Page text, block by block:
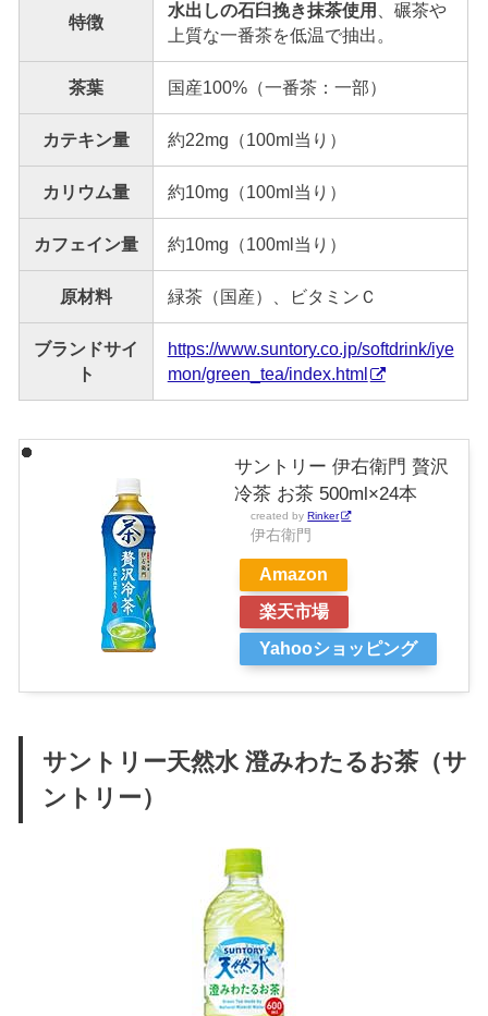
特徴
水出しの石臼挽き抹茶使用
、碾茶や
上質な一番茶を低温で抽出。
茶葉 国産100%（一番茶：一部）
カテキン量 約22mg（100ml当り）
カリウム量 約10mg（100ml当り）
カフェイン量 約10mg（100ml当り）
原材料 緑茶（国産）、ビタミンＣ
ブランドサイ
ト
https://www.suntory.co.jp/softdrink/iye
mon/green_tea/index.html
サントリー 伊右衛門 贅沢
冷茶 お茶 500ml×24本
created byRinker
伊右衛門
Amazon
楽天市場
Yahooショッピング
サントリー天然水 澄みわたるお茶（サ
ントリー）